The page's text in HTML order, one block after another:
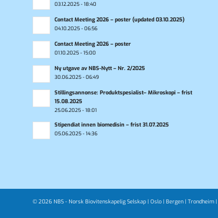
03.12.2025 - 18:40
Contact Meeting 2026 – poster (updated 03.10.2025)
04.10.2025 - 06:56
Contact Meeting 2026 – poster
01.10.2025 - 15:00
Ny utgave av NBS-Nytt – Nr. 2/2025
30.06.2025 - 06:49
Stillingsannonse: Produktspesialist– Mikroskopi – frist
15.08.2025
25.06.2025 - 18:01
Stipendiat innen biomedisin – frist 31.07.2025
05.06.2025 - 14:36
© 2026 NBS - Norsk Biovitenskapelig Selskap | Oslo | Bergen | Trondheim |